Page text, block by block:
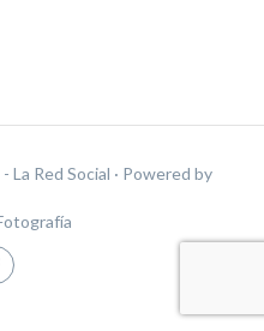
La Red Social · Powered by